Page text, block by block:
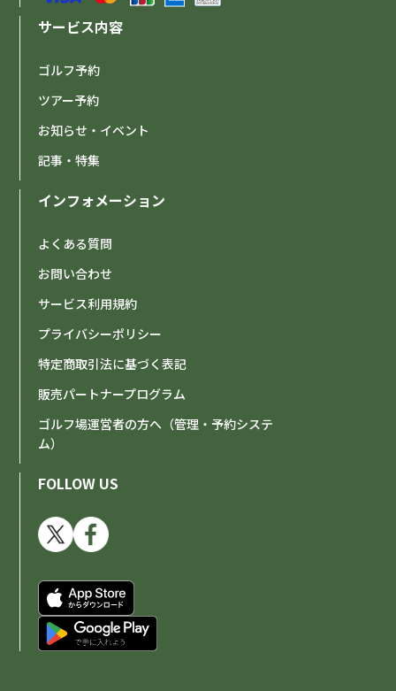
サービス内容
ゴルフ予約
ツアー予約
お知らせ・イベント
記事・特集
インフォメーション
よくある質問
お問い合わせ
サービス利用規約
プライバシーポリシー
特定商取引法に基づく表記
販売パートナープログラム
ゴルフ場運営者の方へ（管理・予約システ
ム）
FOLLOW US